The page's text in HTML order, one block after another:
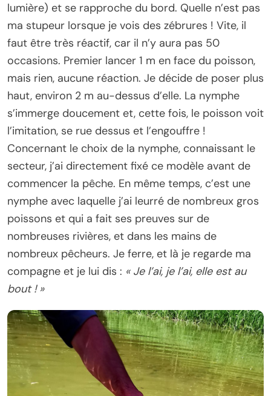
lumière) et se rapproche du bord. Quelle n’est pas
ma stupeur lorsque je vois des zébrures ! Vite, il
faut être très réactif, car il n’y aura pas 50
occasions. Premier lancer 1 m en face du poisson,
mais rien, aucune réaction. Je décide de poser plus
haut, environ 2 m au-dessus d’elle. La nymphe
s’immerge doucement et, cette fois, le poisson voit
l’imitation, se rue dessus et l’engouffre !
Concernant le choix de la nymphe, connaissant le
secteur, j’ai directement fixé ce modèle avant de
commencer la pêche. En même temps, c’est une
nymphe avec laquelle j’ai leurré de nombreux gros
poissons et qui a fait ses preuves sur de
nombreuses rivières, et dans les mains de
nombreux pêcheurs. Je ferre, et là je regarde ma
compagne et je lui dis : « Je l’ai, je l’ai, elle est au
bout ! »